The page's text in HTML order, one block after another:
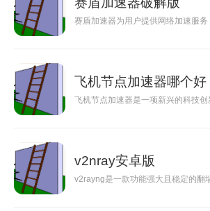
赛盾加速器为用户提供网络加速服
飞机节点加速器哪个好
飞机节点加速器是一项新兴的科技
v2nray安卓版
v2rayng是一款功能强大且稳定的翻